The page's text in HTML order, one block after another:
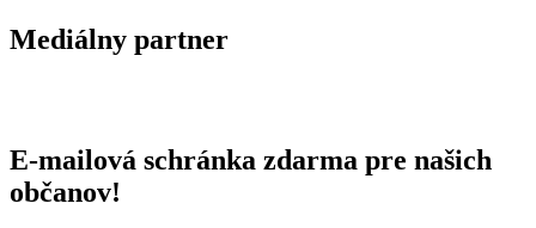
Mediálny partner
E-mailová schránka zdarma pre našich
občanov!